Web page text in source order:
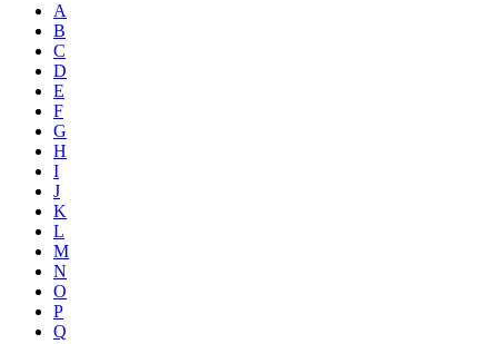
A
B
C
D
E
F
G
H
I
J
K
L
M
N
O
P
Q